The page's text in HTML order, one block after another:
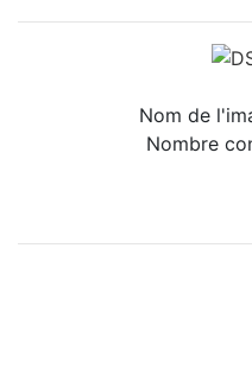
Nom de
Nombre